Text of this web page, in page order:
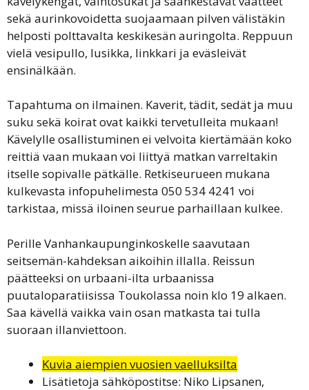
sekä aurinkovoidetta suojaamaan pilven välistäkin
helposti polttavalta keskikesän auringolta. Reppuun
vielä vesipullo, lusikka, linkkari ja eväsleivät
ensinälkään.
Tapahtuma on ilmainen. Kaverit, tädit, sedät ja muu
suku sekä koirat ovat kaikki tervetulleita mukaan!
Kävelylle osallistuminen ei velvoita kiertämään koko
reittiä vaan mukaan voi liittyä matkan varreltakin
itselle sopivalle pätkälle. Retkiseurueen mukana
kulkevasta infopuhelimesta 050 534 4241 voi
tarkistaa, missä iloinen seurue parhaillaan kulkee.
Perille Vanhankaupunginkoskelle saavutaan
seitsemän-kahdeksan aikoihin illalla. Reissun
päätteeksi on urbaani-ilta urbaanissa
puutaloparatiisissa Toukolassa noin klo 19 alkaen.
Saa kävellä vaikka vain osan matkasta tai tulla
suoraan illanviettoon.
Kuvia aiempien vuosien vaelluksilta
Lisätietoja sähköpostitse: Niko Lipsanen,